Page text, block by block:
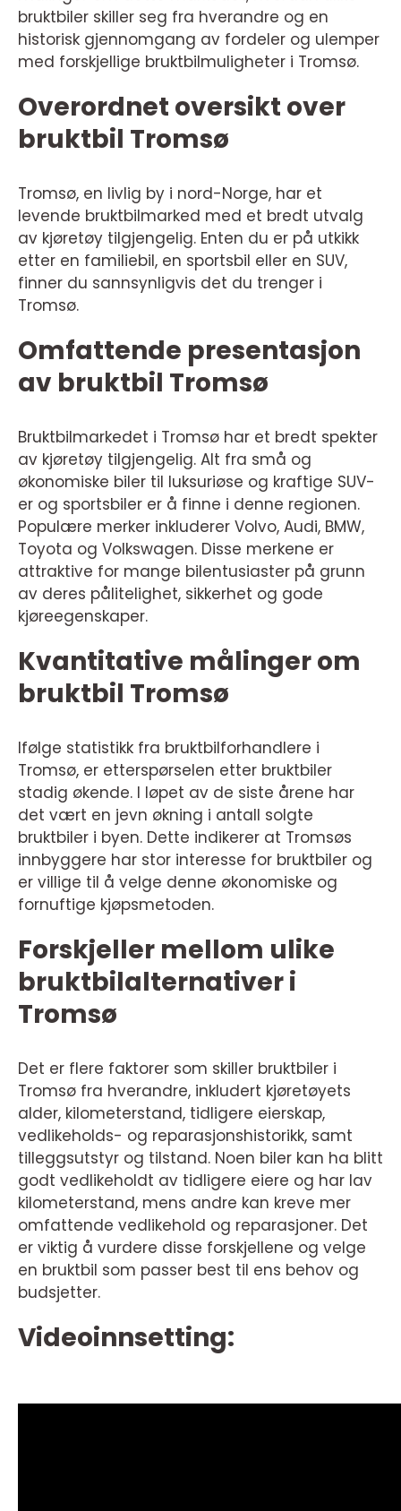
bruktbiler skiller seg fra hverandre og en
historisk gjennomgang av fordeler og ulemper
med forskjellige bruktbilmuligheter i Tromsø.
Overordnet oversikt over
bruktbil Tromsø
Tromsø, en livlig by i nord-Norge, har et
levende bruktbilmarked med et bredt utvalg
av kjøretøy tilgjengelig. Enten du er på utkikk
etter en familiebil, en sportsbil eller en SUV,
finner du sannsynligvis det du trenger i
Tromsø.
Omfattende presentasjon
av bruktbil Tromsø
Bruktbilmarkedet i Tromsø har et bredt spekter
av kjøretøy tilgjengelig. Alt fra små og
økonomiske biler til luksuriøse og kraftige SUV-
er og sportsbiler er å finne i denne regionen.
Populære merker inkluderer Volvo, Audi, BMW,
Toyota og Volkswagen. Disse merkene er
attraktive for mange bilentusiaster på grunn
av deres pålitelighet, sikkerhet og gode
kjøreegenskaper.
Kvantitative målinger om
bruktbil Tromsø
Ifølge statistikk fra bruktbilforhandlere i
Tromsø, er etterspørselen etter bruktbiler
stadig økende. I løpet av de siste årene har
det vært en jevn økning i antall solgte
bruktbiler i byen. Dette indikerer at Tromsøs
innbyggere har stor interesse for bruktbiler og
er villige til å velge denne økonomiske og
fornuftige kjøpsmetoden.
Forskjeller mellom ulike
bruktbilalternativer i
Tromsø
Det er flere faktorer som skiller bruktbiler i
Tromsø fra hverandre, inkludert kjøretøyets
alder, kilometerstand, tidligere eierskap,
vedlikeholds- og reparasjonshistorikk, samt
tilleggsutstyr og tilstand. Noen biler kan ha blitt
godt vedlikeholdt av tidligere eiere og har lav
kilometerstand, mens andre kan kreve mer
omfattende vedlikehold og reparasjoner. Det
er viktig å vurdere disse forskjellene og velge
en bruktbil som passer best til ens behov og
budsjetter.
Videoinnsetting: